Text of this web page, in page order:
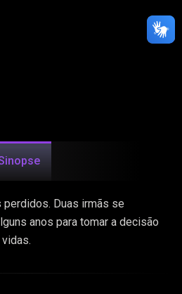
perdidos. Duas irmãs se
anos para tomar a decisão